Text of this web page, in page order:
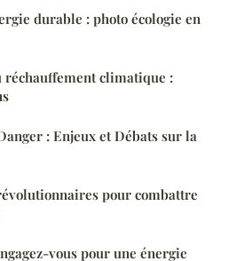
durable : photo écologie en
réchauffement climatique :
: Enjeux et Débats sur la
pour combattre
vous pour une énergie